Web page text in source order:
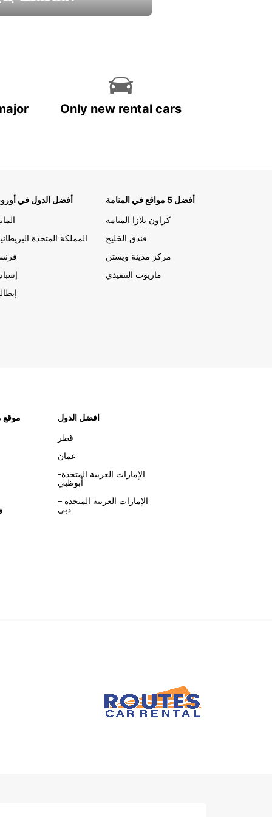
Only new rental cars
أفضل الدول في
المملكة المتحدة
أفضل 5 مواقع في المنامة
كراون بلازا المنامة
فندق الخليج
مركز مدينة ويستن
ماريوت التنفيذي
موقع
افضل الدول
قطر
عمان
الإمارات العربية المتحدة-
أبوظبي
الإمارات العربية المتحدة –
دبي